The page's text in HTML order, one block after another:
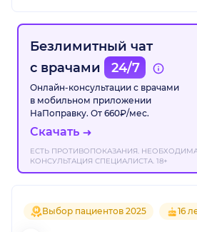
Безлимитный чат
с врачами
24/7
Онлайн-консультации с врачами
в мобильном приложении
НаПоправку. От 660₽/мес.
Скачать
ЕСТЬ ПРОТИВОПОКАЗАНИЯ.
КОНСУЛЬТАЦИЯ СПЕЦИАЛИСТА. 18+
Выбор пациентов 2025 16